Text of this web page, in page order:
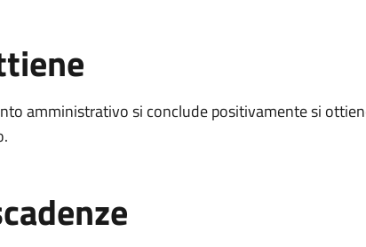
amministrativo si conclude positivamente si